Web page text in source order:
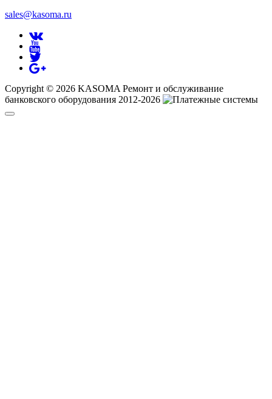
sales@kasoma.ru
Copyright © 2026 KASOMA Ремонт и обслуживание
банковского оборудования 2012-2026